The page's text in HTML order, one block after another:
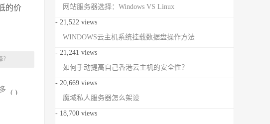
的价
( )
网站服务器选择：Windows VS Linux
- 21,522 views
WINDOWS云主机系统挂载数据盘操作方法
- 21,241 views
如何手动提高自己香港云主机的安全性？
- 20,669 views
魔域私人服务器怎么架设
- 18,700 views